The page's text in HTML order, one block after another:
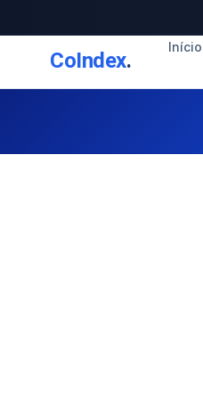
CoIndex. Início